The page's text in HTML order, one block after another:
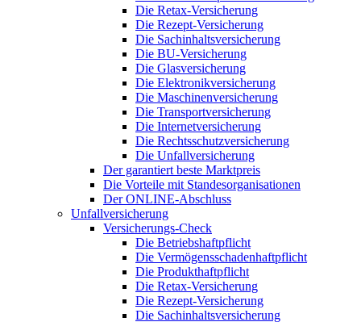
Die Retax-Versicherung
Die Rezept-Versicherung
Die Sachinhaltsversicherung
Die BU-Versicherung
Die Glasversicherung
Die Elektronikversicherung
Die Maschinenversicherung
Die Transportversicherung
Die Internetversicherung
Die Rechtsschutzversicherung
Die Unfallversicherung
Der garantiert beste Marktpreis
Die Vorteile mit Standesorganisationen
Der ONLINE-Abschluss
Unfallversicherung
Versicherungs-Check
Die Betriebshaftpflicht
Die Vermögensschadenhaftpflicht
Die Produkthaftpflicht
Die Retax-Versicherung
Die Rezept-Versicherung
Die Sachinhaltsversicherung